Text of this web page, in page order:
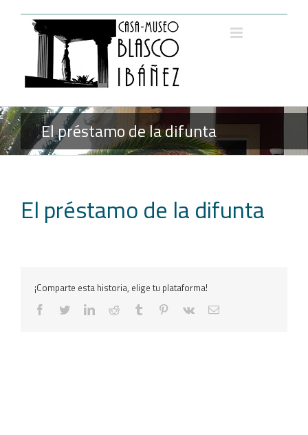
contenido
El préstamo de la difunta
El préstamo de la difunta
¡Comparte esta historia, elige tu plataforma!
facebooktwitterlinkedinreddit tumblr pinterest
vk
Correo